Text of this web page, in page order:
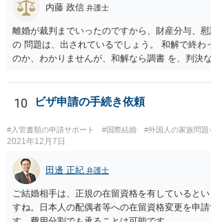
内藤 政信 弁護士
離婚が裁判までいったのですから、財産分与、
の 問題は、出されているでしょう。 和解で終わ
のか、わかりませんが、和解なら調書 を、判決
詳しく、双方の主張を 知ることができるでしょ
は、理解にいたるでしょう。 虐待でもないと、
10 ビザ申請の手続き依頼
#入管書類の申請サポート #国際結婚 #外国人の家族問題
2021年12月7日
田邊 正紀 弁護士
ご結婚相手は、正規の在留資格を有していると
すね。日本人の配偶者等への在留資格変更を申